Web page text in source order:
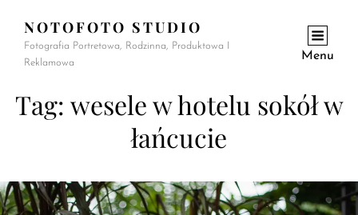
NOTOFOTO STUDIO
Fotografia Portretowa, Rodzinna, Produktowa I
Reklamowa
Menu
Tag: wesele w hotelu sokół w
łańcucie